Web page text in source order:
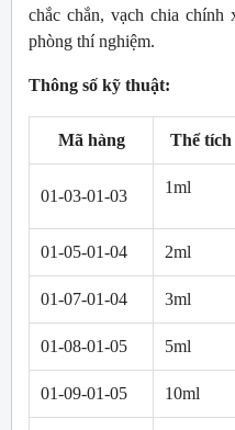
chắc chắn, vạch chia chính
phòng thí nghiệm.
Thông số kỹ thuật:
Mã hàng Thể tích
01-03-01-03 1ml
01-05-01-04 2ml
01-07-01-04 3ml
01-08-01-05 5ml
01-09-01-05 10ml